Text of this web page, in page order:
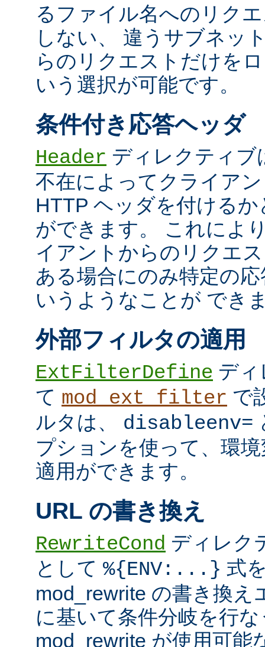
るファイル名へのリク
しない、 違うサブネッ
らのリクエストだけを
いう選択が可能です。
条件付き応答ヘッダ
Header ディレクティブ
不在によってクライア
HTTP ヘッダを付ける
ができます。 これによ
イアントからのリクエ
ある場合にのみ特定の
いうようなことが でき
外部フィルタの適用
ExtFilterDefine デ
て mod_ext_filter で
ルタは、 disableenv=
プションを使って、環
適用ができます。
URL の書き換え
RewriteCond ディレク
として %{ENV:...} 式
mod_rewrite の書き換え
に基いて条件分岐を行
mod_rewrite が使用可能